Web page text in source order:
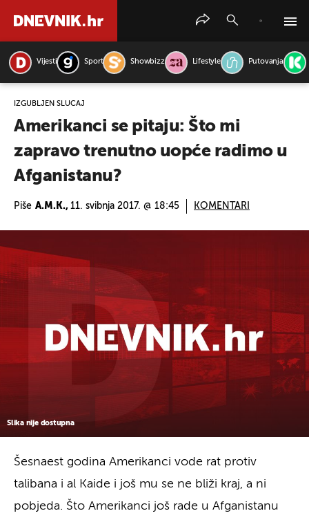
Vijesti Sport Showbizz Lifestyle Putovanja
IZGUBLJEN SLUČAJ
Amerikanci se pitaju: Što mi
zapravo trenutno uopće radimo u
Afganistanu?
Piše A.M.K., 11. svibnja 2017. @ 18:45 KOMENTARI
Slika nije dostupna
Šesnaest godina Amerikanci vode rat protiv
talibana i al Kaide i još mu se ne bliži kraj, a ni
pobjeda. Što Amerikanci još rade u Afganistanu
PRETRAŽITE VIJESTI